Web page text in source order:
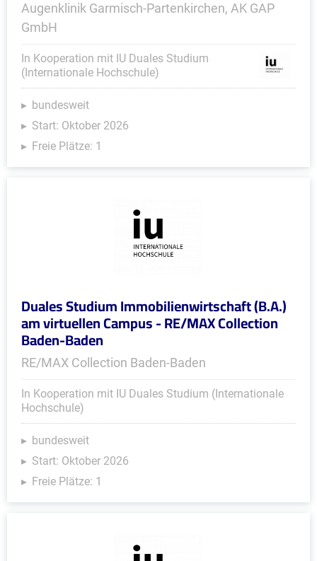
Augenklinik Garmisch-Partenkirchen, AK GAP
GmbH
In Kooperation mit IU Duales Studium
(Internationale Hochschule)
bundesweit
Start: Oktober 2026
Freie Plätze: 1
Duales Studium Immobilienwirtschaft (B.A.)
am virtuellen Campus - RE/MAX Collection
Baden-Baden
RE/MAX Collection Baden-Baden
In Kooperation mit IU Duales Studium (Internationale
Hochschule)
bundesweit
Start: Oktober 2026
Freie Plätze: 1